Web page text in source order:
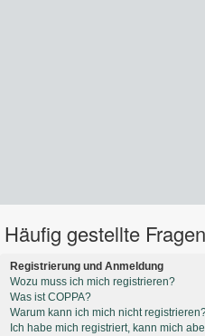
Häufig gestellte Fragen
Registrierung und Anmeldung
Wozu muss ich mich registrieren?
Was ist COPPA?
Warum kann ich mich nicht
Ich habe mich registriert, kann mich